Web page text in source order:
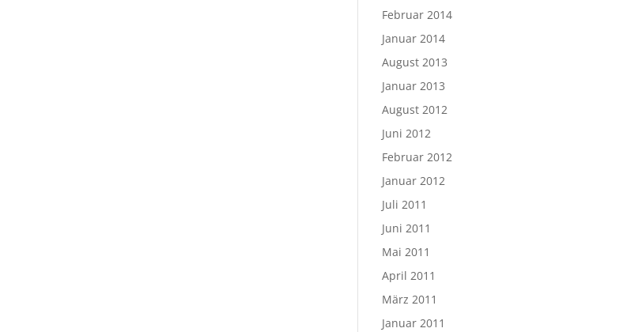
Februar 2014
Januar 2014
August 2013
Januar 2013
August 2012
Juni 2012
Februar 2012
Januar 2012
Juli 2011
Juni 2011
Mai 2011
April 2011
März 2011
Januar 2011